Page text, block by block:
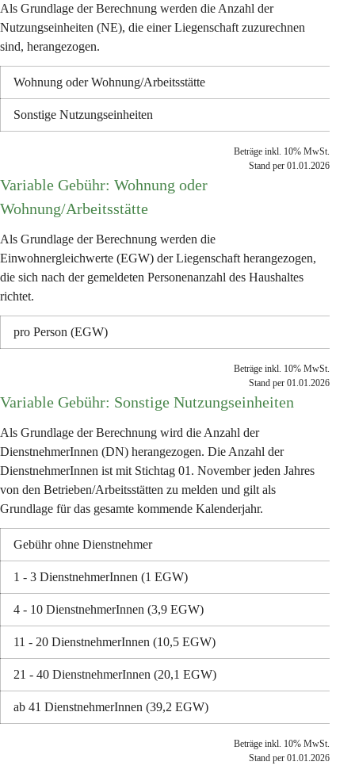
Als Grundlage der Berechnung werden die Anzahl der
Nutzungseinheiten (NE), die einer Liegenschaft zuzurechnen
sind, herangezogen.
Wohnung oder Wohnung/Arbeitsstätte
Sonstige Nutzungseinheiten
Beträge inkl. 10% MwSt.
Stand per 01.01.2026
Variable Gebühr: Wohnung oder
Wohnung/Arbeitsstätte
Als Grundlage der Berechnung werden die
Einwohnergleichwerte (EGW) der Liegenschaft herangezogen,
die sich nach der gemeldeten Personenanzahl des Haushaltes
richtet.
pro Person (EGW)
Beträge inkl. 10% MwSt.
Stand per 01.01.2026
Variable Gebühr: Sonstige Nutzungseinheiten
Als Grundlage der Berechnung wird die Anzahl der
DienstnehmerInnen (DN) herangezogen. Die Anzahl der
DienstnehmerInnen ist mit Stichtag 01. November jeden Jahres
von den Betrieben/Arbeitsstätten zu melden und gilt als
Grundlage für das gesamte kommende Kalenderjahr.
Gebühr ohne Dienstnehmer
1 - 3 DienstnehmerInnen (1 EGW)
4 - 10 DienstnehmerInnen (3,9 EGW)
11 - 20 DienstnehmerInnen (10,5 EGW)
21 - 40 DienstnehmerInnen (20,1 EGW)
ab 41 DienstnehmerInnen (39,2 EGW)
Beträge inkl. 10% MwSt.
Stand per 01.01.2026